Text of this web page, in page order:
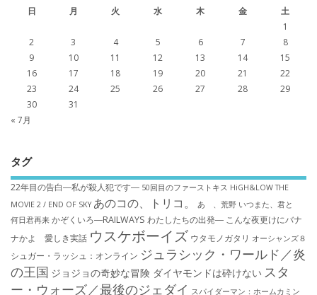
日 月 火 水 木 金
土
1
2
3 4 5 6 7
8
9
10 11 12 13 14
15
16
17 18 19 20 21
22
23
24 25 26 27 28
29
30
31
« 7月
タグ
22年目の告白―私が殺人犯です― 50回目のファーストキス HiGH&LOW THE
MOVIE 2 / END OF SKY あのコの、トリコ。 あゝ、荒野 いつまた、君と
何日君再来 かぞくいろ―RAILWAYS わたしたちの出発― こんな夜更けにバナ
ナかよ 愛しき実話 ウスケボーイズ ウタモノガタリ オーシャンズ８
シュガー・ラッシュ：オ​ンライン ジュラシック・ワールド／炎
の王国 ジョジョの奇妙な冒険 ダイヤモンドは砕けない スタ
ー・ウォーズ／最後のジェダイ スパイダーマン：ホームカミン